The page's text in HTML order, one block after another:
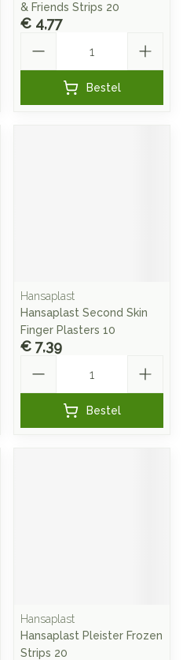
& Friends Strips 20
€ 4,77
Bestel
Hansaplast
Hansaplast Second Skin
Finger Plasters 10
€ 7,39
Bestel
Hansaplast
Hansaplast Pleister Frozen
Strips 20